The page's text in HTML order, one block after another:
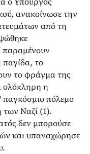
ανακοίνωσε την
από τη
παραμένουν
παγίδα, το
το φράγμα της
ολόκληρη η
παγκόσμιο πόλεμο
Ναζί (1).
δεν μπορούσε
και υπαναχώρησε